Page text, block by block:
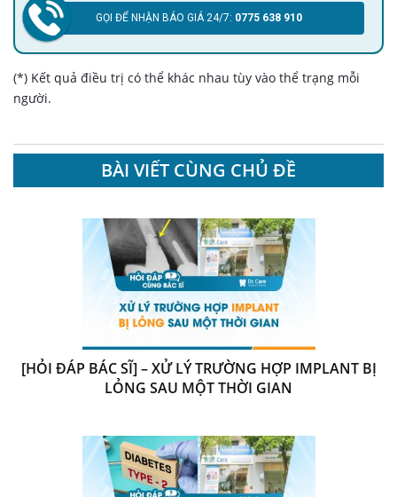
GỌI ĐỂ NHẬN BÁO GIÁ 24/7: 0775 638 910
(*) Kết quả điều trị có thể khác nhau tùy vào thể trạng mỗi
người.
BÀI VIẾT CÙNG CHỦ ĐỀ
[HỎI ĐÁP BÁC SĨ] – XỬ LÝ TRƯỜNG HỢP IMPLANT BỊ
LỎNG SAU MỘT THỜI GIAN